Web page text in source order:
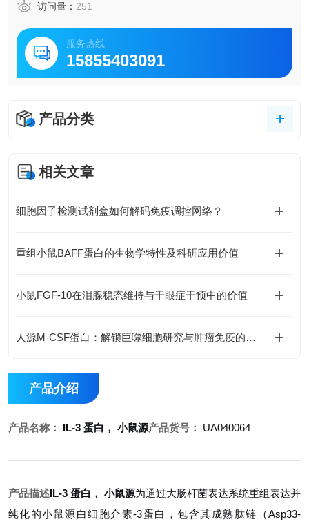
访问量： 251
服务热线
15855403091
产品分类
相关文章
细胞因子检测试剂盒如何解码免疫调控网络？
重组小鼠BAFF蛋白的生物学特性及科研应用价值
小鼠FGF-10在泪腺稳态维持与干眼症干预中的价值
人源M-CSF蛋白：解锁巨噬细胞研究与肿瘤免疫的科研密钥
产品介绍
产品名称： IL-3 蛋白， 小鼠源产品货号： UA040064
产品描述IL-3 蛋白， 小鼠源为通过大肠杆菌表达系统重组表达并
纯化的小鼠源白细胞介素-3蛋白，包含其成熟肽链（Asp33-